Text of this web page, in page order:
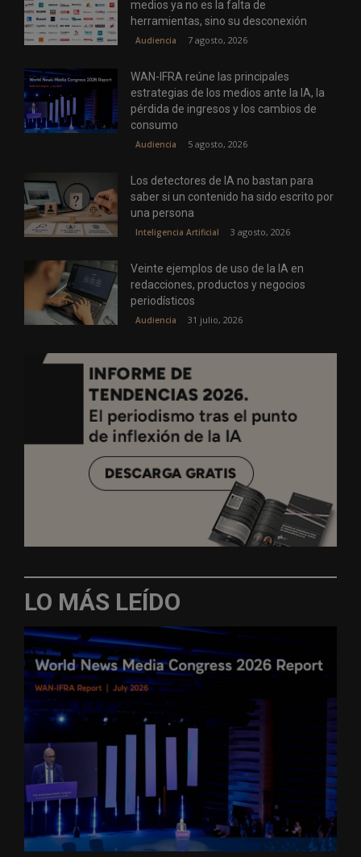
medios ya no es la falta de
herramientas, sino su desconexión
Audiencia 7 agosto, 2026
WAN-IFRA reúne las principales
estrategias de los medios ante la IA, la
pérdida de ingresos y los cambios de
consumo
Audiencia 5 agosto, 2026
Los detectores de IA no bastan para
saber si un contenido ha sido escrito por
una persona
Inteligencia Artificial 3 agosto, 2026
Veinte ejemplos de uso de la IA en
redacciones, productos y negocios
periodísticos
Audiencia 31 julio, 2026
LO MÁS LEÍDO